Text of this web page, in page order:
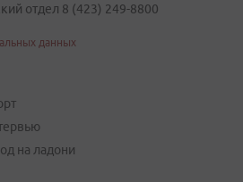
отдел 8 (423) 249-8800
данных
на ладони